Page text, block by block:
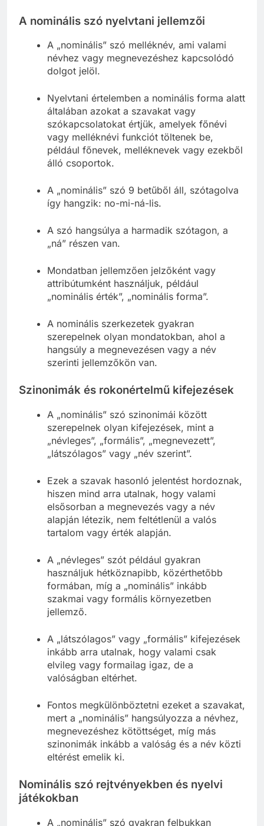
A nominális szó nyelvtani jellemzői
A „nominális” szó melléknév, ami valami
névhez vagy megnevezéshez kapcsolódó
dolgot jelöl.
Nyelvtani értelemben a nominális forma alatt
általában azokat a szavakat vagy
szókapcsolatokat értjük, amelyek főnévi
vagy melléknévi funkciót töltenek be,
például főnevek, melléknevek vagy ezekből
álló csoportok.
A „nominális” szó 9 betűből áll, szótagolva
így hangzik: no-mi-ná-lis.
A szó hangsúlya a harmadik szótagon, a
„ná” részen van.
Mondatban jellemzően jelzőként vagy
attribútumként használjuk, például
„nominális érték”, „nominális forma”.
A nominális szerkezetek gyakran
szerepelnek olyan mondatokban, ahol a
hangsúly a megnevezésen vagy a név
szerinti jellemzőkön van.
Szinonimák és rokonértelmű kifejezések
A „nominális” szó szinonimái között
szerepelnek olyan kifejezések, mint a
„névleges”, „formális”, „megnevezett”,
„látszólagos” vagy „név szerint”.
Ezek a szavak hasonló jelentést hordoznak,
hiszen mind arra utalnak, hogy valami
elsősorban a megnevezés vagy a név
alapján létezik, nem feltétlenül a valós
tartalom vagy érték alapján.
A „névleges” szót például gyakran
használjuk hétköznapibb, közérthetőbb
formában, míg a „nominális” inkább
szakmai vagy formális környezetben
jellemző.
A „látszólagos” vagy „formális” kifejezések
inkább arra utalnak, hogy valami csak
elvileg vagy formailag igaz, de a
valóságban eltérhet.
Fontos megkülönböztetni ezeket a szavakat,
mert a „nominális” hangsúlyozza a névhez,
megnevezéshez kötöttséget, míg más
szinonimák inkább a valóság és a név közti
eltérést emelik ki.
Nominális szó rejtvényekben és nyelvi
játékokban
A „nominális” szó gyakran felbukkan